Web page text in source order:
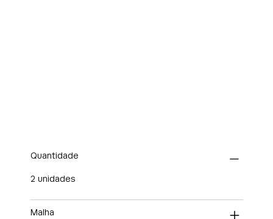
Quantidade
2 unidades
Malha